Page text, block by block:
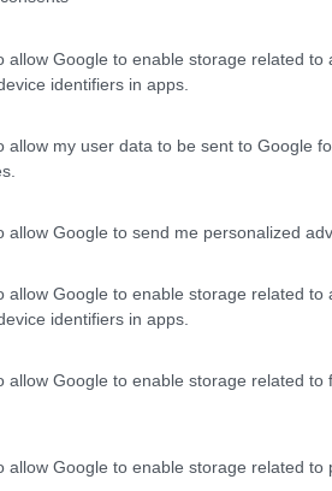
allow Google to enable storage related to
identifiers in apps.
allow my user data to be sent to Google
allow Google to send me personalized
allow Google to enable storage related to
identifiers in apps.
allow Google to enable storage related to
allow Google to enable storage related to
lo spazio per cose inutili. Sei praticamente